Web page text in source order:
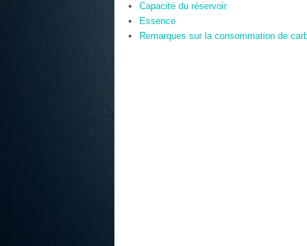
Capacité du réservoir
Essence
Remarques sur la consommation de